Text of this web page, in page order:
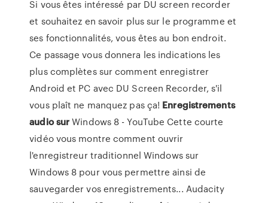
Si vous êtes intéressé par DU screen recorder
et souhaitez en savoir plus sur le programme et
ses fonctionnalités, vous êtes au bon endroit.
Ce passage vous donnera les indications les
plus complètes sur comment enregistrer
Android et PC avec DU Screen Recorder, s'il
vous plaît ne manquez pas ça! Enregistrements
audio surWindows 8 - YouTube Cette courte
vidéo vous montre comment ouvrir
l'enregistreur traditionnel Windows sur
Windows 8 pour vous permettre ainsi de
sauvegarder vos enregistrements... Audacity